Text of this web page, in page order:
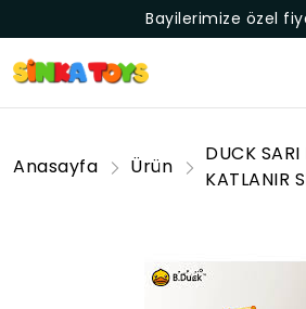
Bayilerimize özel
Anasayfa Ürün
DUCK SARI
KATLANIR